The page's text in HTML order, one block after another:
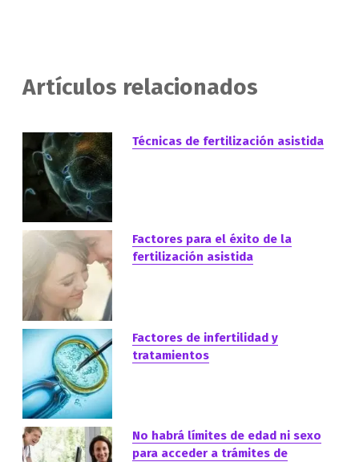
Artículos relacionados
Técnicas de fertilización asistida
Factores para el éxito de la
fertilización asistida
Factores de infertilidad y
tratamientos
No habrá límites de edad ni sexo
para acceder a trámites de